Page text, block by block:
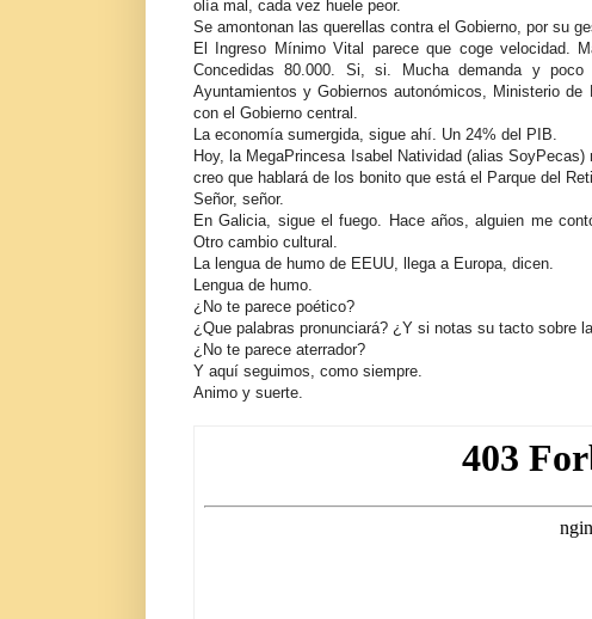
olía mal, cada vez huele peor.
Se amontonan las querellas contra el Gobierno, por su
El Ingreso Mínimo Vital parece que coge velocidad.
Concedidas 80.000. Si, si. Mucha demanda y poco
Ayuntamientos y Gobiernos autonómicos, Ministerio
con el Gobierno central.
La economía sumergida, sigue ahí. Un 24% del PIB.
Hoy, la MegaPrincesa Isabel Natividad (alias
creo que hablará de los bonito que está el Parque del
Señor, señor.
En Galicia, sigue el fuego. Hace años, alguien me
Otro cambio cultural.
La lengua de humo de EEUU, llega a Europa, dicen.
Lengua de humo.
¿No te parece poético?
¿Que palabras pronunciará? ¿Y si notas su tacto sobre
¿No te parece aterrador?
Y aquí seguimos, como siempre.
Animo y suerte.